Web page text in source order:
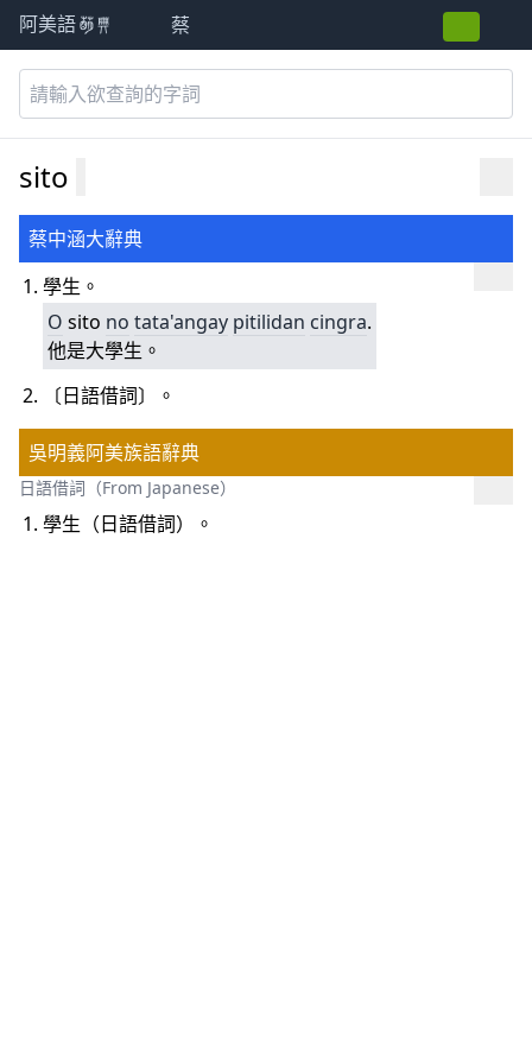
阿美語萌典 蔡
sito
蔡中涵大辭典
學生。
O sito no tata'angay pitilidan cingra.
他是大學生。
〔日語借詞〕。
吳明義阿美族語辭典
日語借詞（From Japanese）
學生（日語借詞）。